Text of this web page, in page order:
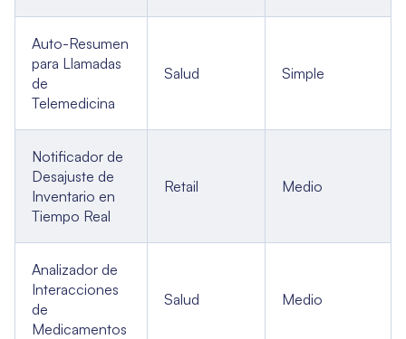
Auto-Resumen
para Llamadas
de
Telemedicina
Salud Simple
Notificador de
Desajuste de
Inventario en
Tiempo Real
Retail Medio
Analizador de
Interacciones
de
Medicamentos
Salud Medio